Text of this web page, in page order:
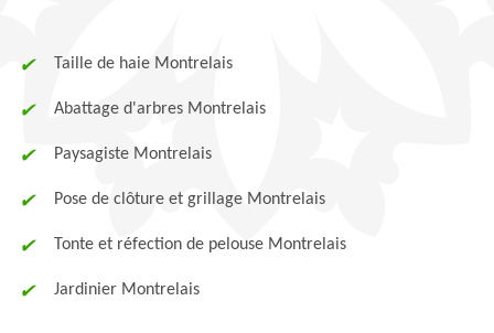
Taille de haie Montrelais
Abattage d'arbres Montrelais
Paysagiste Montrelais
Pose de clôture et grillage Montrelais
Tonte et réfection de pelouse Montrelais
Jardinier Montrelais